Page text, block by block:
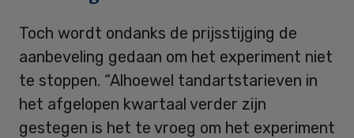
Toch wordt ondanks de prijsstijging de
aanbeveling gedaan om het experiment niet
te stoppen. “Alhoewel tandartstarieven in
het afgelopen kwartaal verder zijn
gestegen is het te vroeg om het experiment